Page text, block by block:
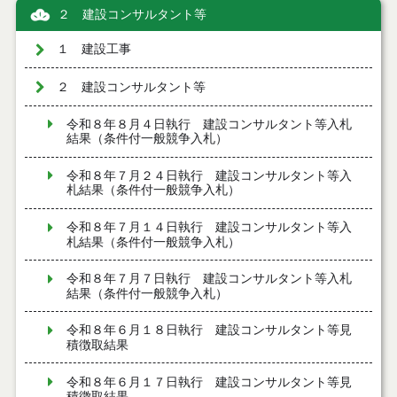
２ 建設コンサルタント等
１ 建設工事
２ 建設コンサルタント等
令和８年８月４日執行 建設コンサルタント等入札
結果（条件付一般競争入札）
令和８年７月２４日執行 建設コンサルタント等入
札結果（条件付一般競争入札）
令和８年７月１４日執行 建設コンサルタント等入
札結果（条件付一般競争入札）
令和８年７月７日執行 建設コンサルタント等入札
結果（条件付一般競争入札）
令和８年６月１８日執行 建設コンサルタント等見
積徴取結果
令和８年６月１７日執行 建設コンサルタント等見